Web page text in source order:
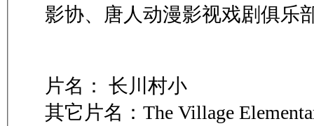
影协、唐人动漫影视戏剧俱乐
片名： 长川村小
其它片名：The Village